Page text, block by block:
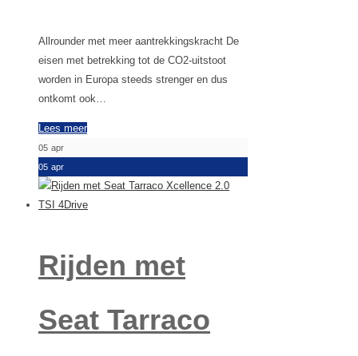
Allrounder met meer aantrekkingskracht De
eisen met betrekking tot de CO2-uitstoot
worden in Europa steeds strenger en dus
ontkomt ook…
Lees meer
05 apr
05 apr
Rijden met
Seat Tarraco